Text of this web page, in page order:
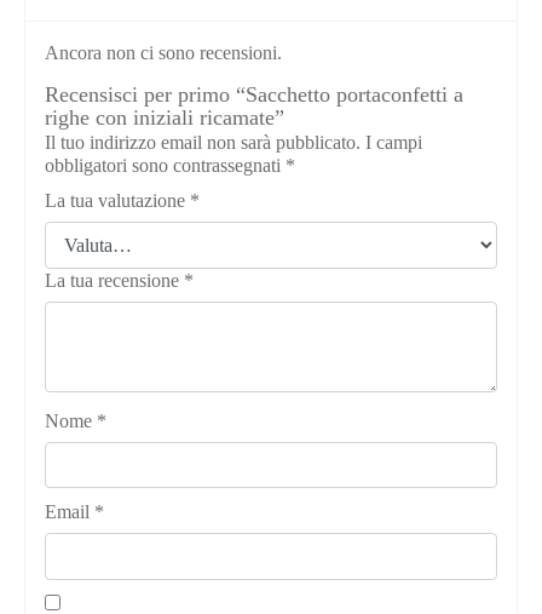
Ancora non ci sono recensioni.
Recensisci per primo “Sacchetto portaconfetti a
righe con iniziali ricamate”
Il tuo indirizzo email non sarà pubblicato. I campi
obbligatori sono contrassegnati *
La tua valutazione *
La tua recensione *
Nome *
Email *